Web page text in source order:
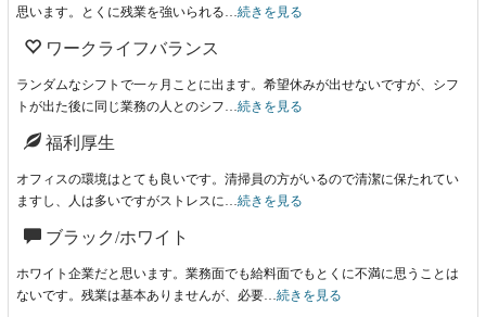
思います。とくに残業を強いられる…続きを見る
ワークライフバランス
ランダムなシフトで一ヶ月ことに出ます。希望休みが出せないですが、シフ
トが出た後に同じ業務の人とのシフ…続きを見る
福利厚生
オフィスの環境はとても良いです。清掃員の方がいるので清潔に保たれてい
ますし、人は多いですがストレスに…続きを見る
ブラック/ホワイト
ホワイト企業だと思います。業務面でも給料面でもとくに不満に思うことは
ないです。残業は基本ありませんが、必要…続きを見る